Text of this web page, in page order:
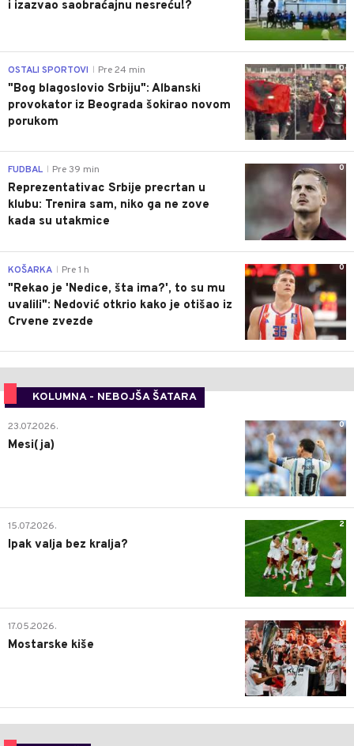
i izazvao saobraćajnu nesreću!?
0
OSTALI SPORTOVI Pre 24 min
"Bog blagoslovio Srbiju": Albanski
provokator iz Beograda šokirao novom
porukom
0
FUDBAL Pre 39 min
Reprezentativac Srbije precrtan u
klubu: Trenira sam, niko ga ne zove
kada su utakmice
0
KOŠARKA Pre 1 h
"Rekao je 'Nedice, šta ima?', to su mu
uvalili": Nedović otkrio kako je otišao iz
Crvene zvezde
KOLUMNA - NEBOJŠA ŠATARA
0
23.07.2026.
Mesi(ja)
2
15.07.2026.
Ipak valja bez kralja?
0
17.05.2026.
Mostarske kiše